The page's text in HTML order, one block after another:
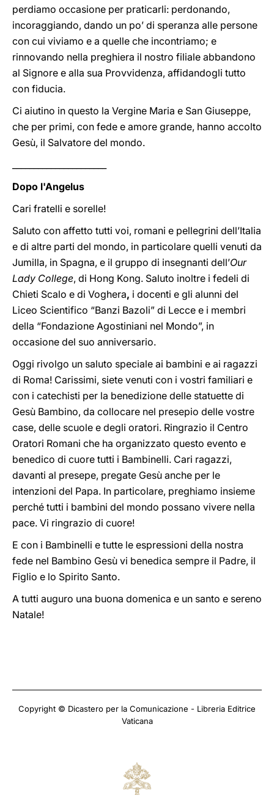
perdiamo occasione per praticarli: perdonando,
incoraggiando, dando un po’ di speranza alle persone
con cui viviamo e a quelle che incontriamo; e
rinnovando nella preghiera il nostro filiale abbandono
al Signore e alla sua Provvidenza, affidandogli tutto
con fiducia.
Ci aiutino in questo la Vergine Maria e San Giuseppe,
che per primi, con fede e amore grande, hanno accolto
Gesù, il Salvatore del mondo.
Dopo l'Angelus
Cari fratelli e sorelle!
Saluto con affetto tutti voi, romani e pellegrini dell’Italia
e di altre parti del mondo, in particolare quelli venuti da
Jumilla, in Spagna, e il gruppo di insegnanti dell’Our
Lady College, di Hong Kong. Saluto inoltre i fedeli di
Chieti Scalo e di Voghera, i docenti e gli alunni del
Liceo Scientifico “Banzi Bazoli” di Lecce e i membri
della “Fondazione Agostiniani nel Mondo”, in
occasione del suo anniversario.
Oggi rivolgo un saluto speciale ai bambini e ai ragazzi
di Roma! Carissimi, siete venuti con i vostri familiari e
con i catechisti per la benedizione delle statuette di
Gesù Bambino, da collocare nel presepio delle vostre
case, delle scuole e degli oratori. Ringrazio il Centro
Oratori Romani che ha organizzato questo evento e
benedico di cuore tutti i Bambinelli. Cari ragazzi,
davanti al presepe, pregate Gesù anche per le
intenzioni del Papa. In particolare, preghiamo insieme
perché tutti i bambini del mondo possano vivere nella
pace. Vi ringrazio di cuore!
E con i Bambinelli e tutte le espressioni della nostra
fede nel Bambino Gesù vi benedica sempre il Padre, il
Figlio e lo Spirito Santo.
A tutti auguro una buona domenica e un santo e sereno
Natale!
Copyright © Dicastero per la Comunicazione - Libreria Editrice
Vaticana